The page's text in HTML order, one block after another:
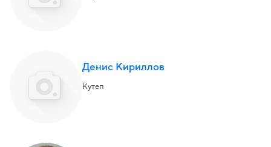
Денис Кириллов
Кутеп